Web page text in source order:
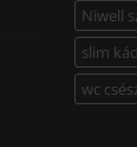
Niwell
slim kád
wc